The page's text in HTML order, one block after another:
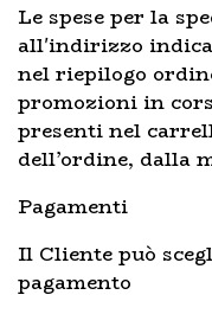
Le spese per la
all'indirizzo
nel riepilogo
promozioni in
presenti nel
dell’ordine, dalla
Pagamenti
Il Cliente può
pagamento